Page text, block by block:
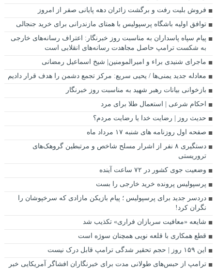
فروش بلیت رفت و برگشت زائران دهه پایانی صفر از امروز
توافق اولیه باشگاه پرسپولیس با همتای مازندرانی برای خرید جنجالی
پیام سپاه پاسداران به مناسبت روز خبرنگار: اعتراف رسانه‌های خارجی
به شکست ترامپ حاصل مجاهدت رسانه‌های انقلابی است
ماجرای شنیدی براء و امیرالمومنین| شیخ اسماعیل رمضانی
معادله جدید یمنی‌ها / یحیی سریع: مرکز تجمع دشمن را هدف قرار دادیم
بازخوانی بیانات رهبر شهید به مناسبت روز خبرنگار
احکام شرعی | استعمال طلا برای مرد
حدیث روز | رضایت خدا یا رضایت مردم؟
صفحه اول روزنامه‌ های شنبه ۱۷ مرداد ماه
دستگیری ۸ نفر از اشرار مسلح شاخص و مرتبطین گروهک‌های
تروریستی
وضعیت جوی کشور در ۷۲ ساعت آینده
پرسپولیس پرونده خرید خارجی را بست
دردسر جدید برای پرسپولیس ؛ پیام بازیکن مازادی که سرخپوشان را
نگران کرد!
شایعه «معافیت سربازان فراری» تکذیب شد
قطع همکاری با قلعه نویی همچنان سوژه است
این ۱۵۹ روز | حجم تحقیر شدگی ترامپ قابل درک نیست
ترامپ از حبس‌های طولانی مدت برای خبرنگاران افشاگر آمریکایی خبر